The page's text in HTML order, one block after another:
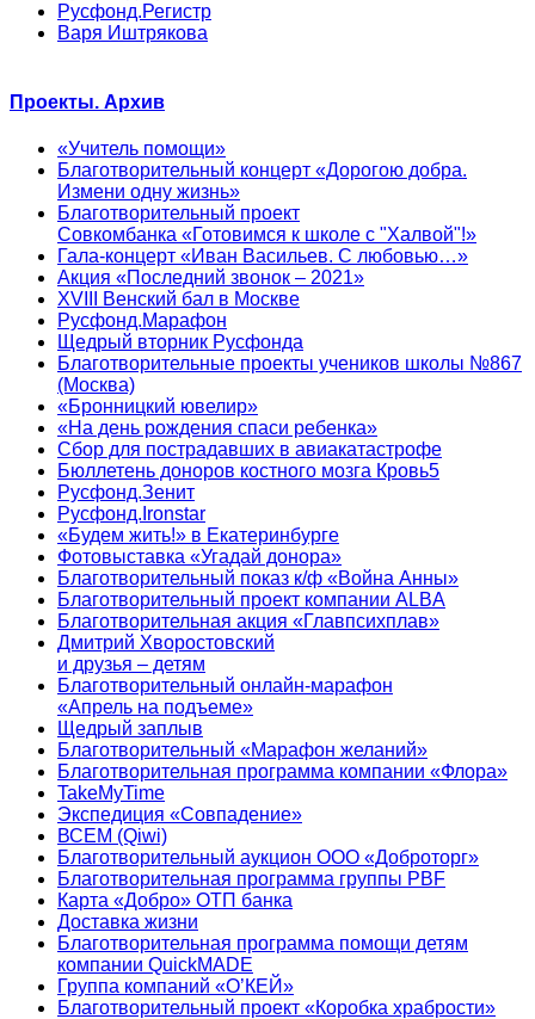
Русфонд.Регистр
Варя Иштрякова
Проекты. Архив
«Учитель помощи»
Благотворительный концерт «Дорогою добра.
Измени одну жизнь»
Благотворительный проект
Совкомбанка «Готовимся к школе с "Халвой"!»
Гала-концерт «Иван Васильев. С любовью…»
Акция «Последний звонок – 2021»
XVIII Венский бал в Москве
Русфонд.Марафон
Щедрый вторник Русфонда
Благотворительные проекты учеников школы №867
(Москва)
«Бронницкий ювелир»
«На день рождения спаси ребенка»
Сбор для пострадавших в авиакатастрофе
Бюллетень доноров костного мозга Кровь5
Русфонд.Зенит
Русфонд.Ironstar
«Будем жить!» в Екатеринбурге
Фотовыставка «Угадай донора»
Благотворительный показ к/ф «Война Анны»
Благотворительный проект компании ALBA
Благотворительная акция «Главпсихплав»
Дмитрий Хворостовский
и друзья – детям
Благотворительный онлайн‑марафон
«Апрель на подъеме»
Щедрый заплыв
Благотворительный «Марафон желаний»
Благотворительная программа компании «Флора»
TakeMyTime
Экспедиция «Совпадение»
ВСЕМ (Qiwi)
Благотворительный аукцион ООО «Доброторг»
Благотворительная программа группы PBF
Карта «Добро» ОТП банка
Доставка жизни
Благотворительная программа помощи детям
компании QuickMADE
Группа компаний «О’КЕЙ»
Благотворительный проект «Коробка храбрости»